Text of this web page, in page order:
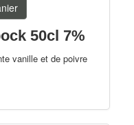
50cl 7%
vanille et de poivre